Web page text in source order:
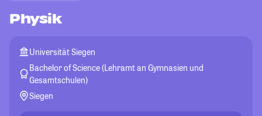
Physik
Universität Siegen
Bachelor of Science (Lehramt an Gymnasien und
Gesamtschulen)
Siegen